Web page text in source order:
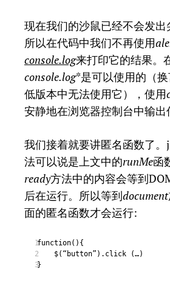
现在我们的沙鼠已经不会发出
所以在代码中我们不再使用
console.log来打印它的结果。
console.log*是可以使用的（
低版本中无法使用它），使用
安静地在浏览器控制台中输出
我们接着就要讲匿名函数了。
法可以说是上文中的runMe函
ready方法中的内容会等到
后在运行。所以等到document
面的匿名函数才会运行:
1
2
3
function(){
$(“button”).click (…)
}